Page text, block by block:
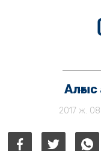
Алғыс
2017 ж. 08